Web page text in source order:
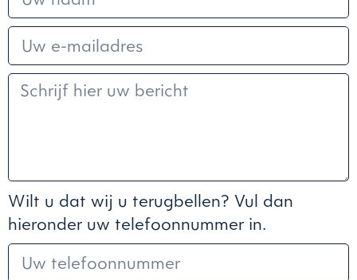
Wilt u dat wij u terugbellen? Vul dan
hieronder uw telefoonnummer in.